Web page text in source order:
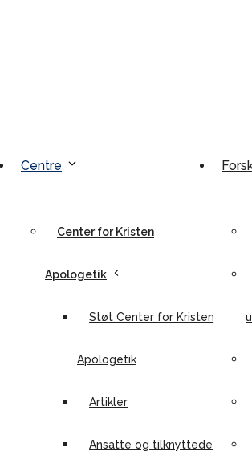
Centre
Center for Kristen
Apologetik
Støt Center for Kristen
Apologetik
Artikler
Ansatte og tilknyttede